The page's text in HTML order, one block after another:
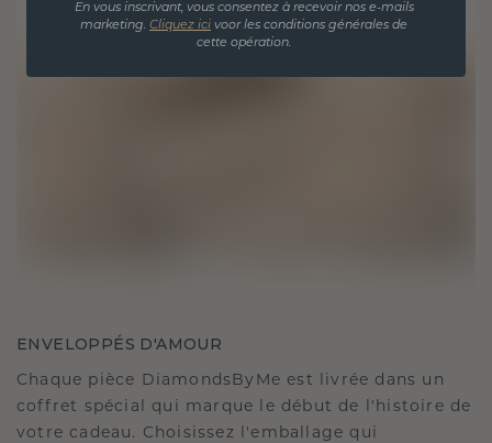
ENVELOPPÉS D'AMOUR
Chaque pièce DiamondsByMe est livrée dans un
coffret spécial qui marque le début de l'histoire de
votre cadeau. Choisissez l'emballage qui
En vous inscrivant, vous consentez à recevoir nos e-mails
marketing. Cliquez ici voor les conditions générales de
cette opération.